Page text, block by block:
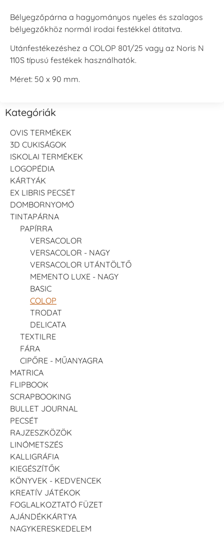
Bélyegzőpárna a hagyományos nyeles és szalagos
bélyegzőkhöz normál irodai festékkel átitatva.
Utánfestékezéshez a COLOP 801/25 vagy az Noris N
110S típusú festékek használhatók.
Méret: 50 x 90 mm.
Kategóriák
OVIS TERMÉKEK
3D CUKISÁGOK
ISKOLAI TERMÉKEK
LOGOPÉDIA
KÁRTYÁK
EX LIBRIS PECSÉT
DOMBORNYOMÓ
TINTAPÁRNA
PAPÍRRA
VERSACOLOR
VERSACOLOR - NAGY
VERSACOLOR UTÁNTÖLTŐ
MEMENTO LUXE - NAGY
BASIC
COLOP
TRODAT
DELICATA
TEXTILRE
FÁRA
CIPŐRE - MŰANYAGRA
MATRICA
FLIPBOOK
SCRAPBOOKING
BULLET JOURNAL
PECSÉT
RAJZESZKÖZÖK
LINÓMETSZÉS
KALLIGRÁFIA
KIEGÉSZÍTŐK
KÖNYVEK - KEDVENCEK
KREATÍV JÁTÉKOK
FOGLALKOZTATÓ FÜZET
AJÁNDÉKKÁRTYA
NAGYKERESKEDELEM